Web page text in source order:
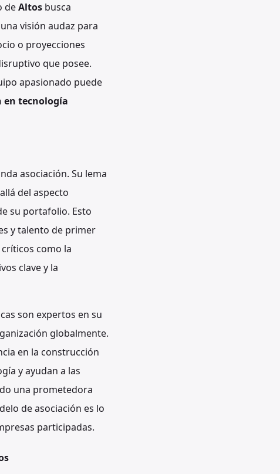
deAltos busca
visión audaz para
o proyecciones
que posee.
apasionado puede
en tecnología
asociación. Su lema
del aspecto
su portafolio. Esto
y talento de primer
como la
clave y la
son expertos en su
globalmente.
en la construcción
y ayudan a las
una prometedora
de asociación es lo
participadas.